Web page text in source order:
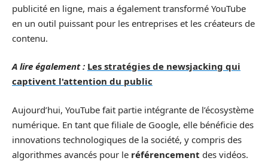
publicité en ligne, mais a également transformé YouTube
en un outil puissant pour les entreprises et les créateurs de
contenu.
A lire également : Les stratégies de newsjacking qui
captivent l'attention du public
Aujourd’hui, YouTube fait partie intégrante de l’écosystème
numérique. En tant que filiale de Google, elle bénéficie des
innovations technologiques de la société, y compris des
algorithmes avancés pour le référencement des vidéos.